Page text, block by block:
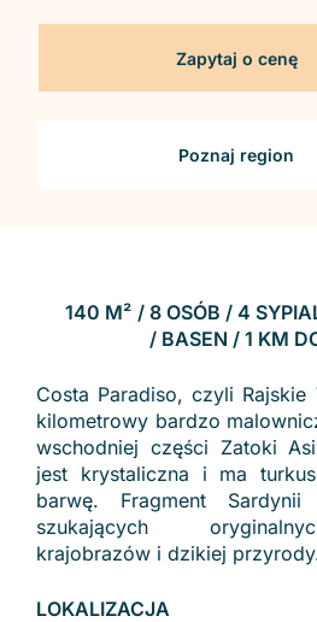
Zapytaj o cenę
Poznaj region
140 M² / 8 OSÓB / 4
/ BASEN / 1 KM
Costa Paradiso, czyli
kilometrowy bardzo
wschodniej części Zatoki
jest krystaliczna i ma
barwę. Fragment
szukających
krajobrazów i dzikiej
LOKALIZACJA